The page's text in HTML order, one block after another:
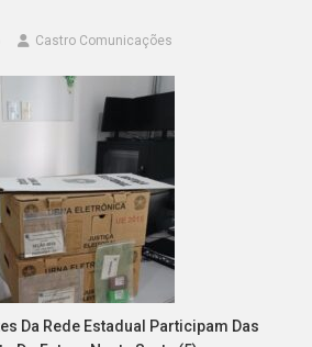
Castro Comunicações
Da Rede Estadual Participam Das